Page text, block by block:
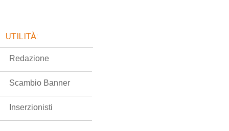
UTILITÀ:
Redazione
Scambio Banner
Inserzionisti